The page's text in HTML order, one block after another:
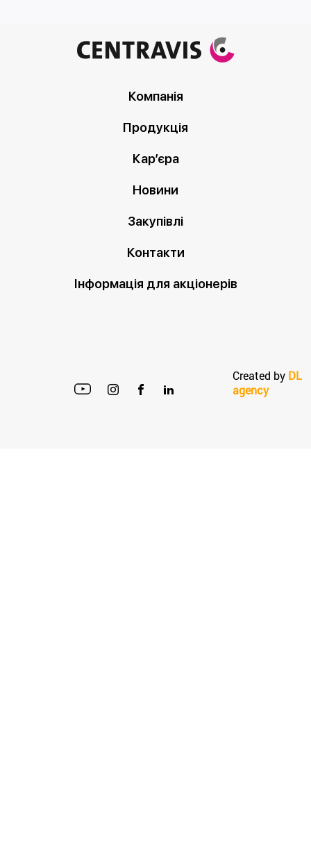
Created by DL
agency
Компанія
Продукція
Кар’єра
Новини
Закупівлі
Контакти
Інформація для акціонерів